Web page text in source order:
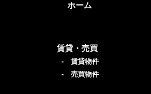
ホーム
賃貸・売買
- 賃貸物件
- 売買物件